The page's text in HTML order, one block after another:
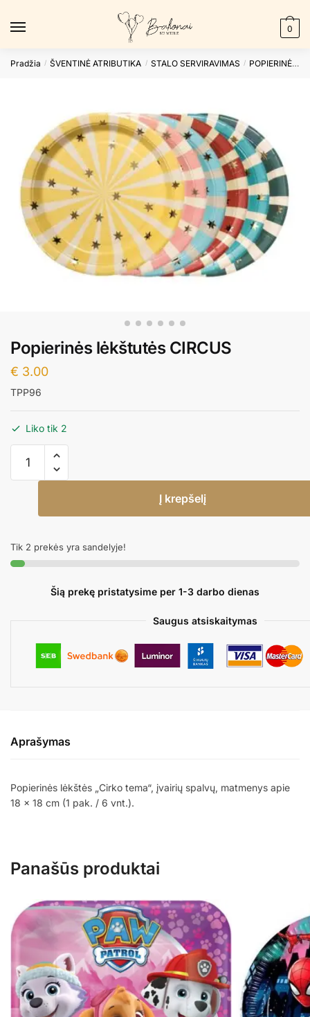
0
Pradžia / ŠVENTINĖ ATRIBUTIKA / STALO SERVIRAVIMAS / POPIERINĖS LĖKŠTUTĖS
Popierinės lėkštutės CIRCUS
€ 3.00
TPP96
Liko tik 2
kiekis:
Popierinės
CIRCUS
Į krepšelį
Tik 2 prekės yra sandelyje!
Šią prekę pristatysime per 1-3 darbo dienas
Saugus atsiskaitymas
Aprašymas
Popierinės lėkštės „Cirko tema“, įvairių spalvų, matmenys apie
18 x 18 cm (1 pak. / 6 vnt.).
Panašūs produktai